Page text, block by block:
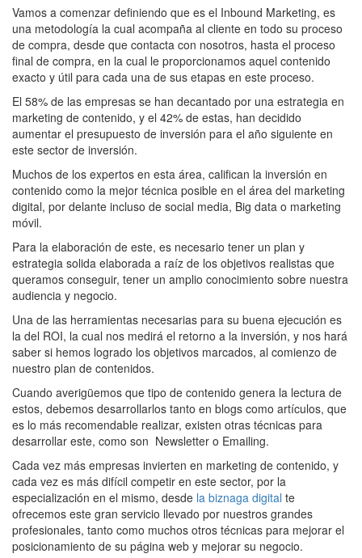
Vamos a comenzar definiendo que es el Inbound Marketing, es
una metodología la cual acompaña al cliente en todo su proceso
de compra, desde que contacta con nosotros, hasta el proceso
final de compra, en la cual le proporcionamos aquel contenido
exacto y útil para cada una de sus etapas en este proceso.
El 58% de las empresas se han decantado por una estrategia en
marketing de contenido, y el 42% de estas, han decidido
aumentar el presupuesto de inversión para el año siguiente en
este sector de inversión.
Muchos de los expertos en esta área, califican la inversión en
contenido como la mejor técnica posible en el área del marketing
digital, por delante incluso de social media, Big data o marketing
móvil.
Para la elaboración de este, es necesario tener un plan y
estrategia solida elaborada a raíz de los objetivos realistas que
queramos conseguir, tener un amplio conocimiento sobre nuestra
audiencia y negocio.
Una de las herramientas necesarias para su buena ejecución es
la del ROI, la cual nos medirá el retorno a la inversión, y nos hará
saber si hemos logrado los objetivos marcados, al comienzo de
nuestro plan de contenidos.
Cuando averigüemos que tipo de contenido genera la lectura de
estos, debemos desarrollarlos tanto en blogs como artículos, que
es lo más recomendable realizar, existen otras técnicas para
desarrollar este, como son Newsletter o Emailing.
Cada vez más empresas invierten en marketing de contenido, y
cada vez es más difícil competir en este sector, por la
especialización en el mismo, desde la biznaga digital te
ofrecemos este gran servicio llevado por nuestros grandes
profesionales, tanto como muchos otros técnicas para mejorar el
posicionamiento de su página web y mejorar su negocio.